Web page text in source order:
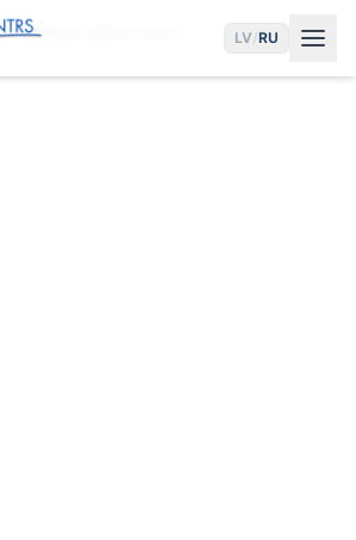
LV/RU
Вибрация Двигателя?